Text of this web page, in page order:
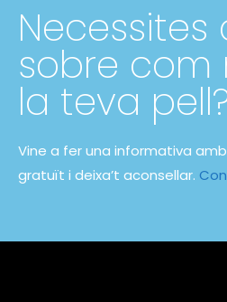
Necessites
sobre com
la teva
Vine a fer una informativa
gratuït i deixa’t aconsellar.